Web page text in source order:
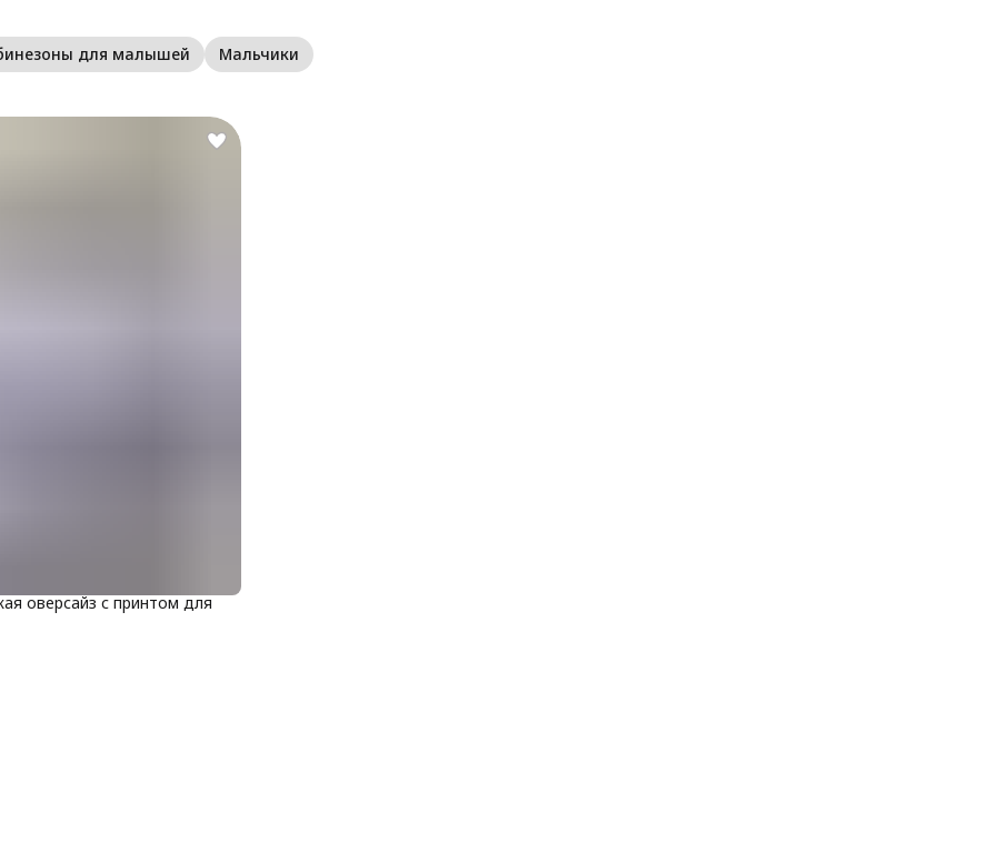
для малышей Мальчики
оверсайз с принтом для